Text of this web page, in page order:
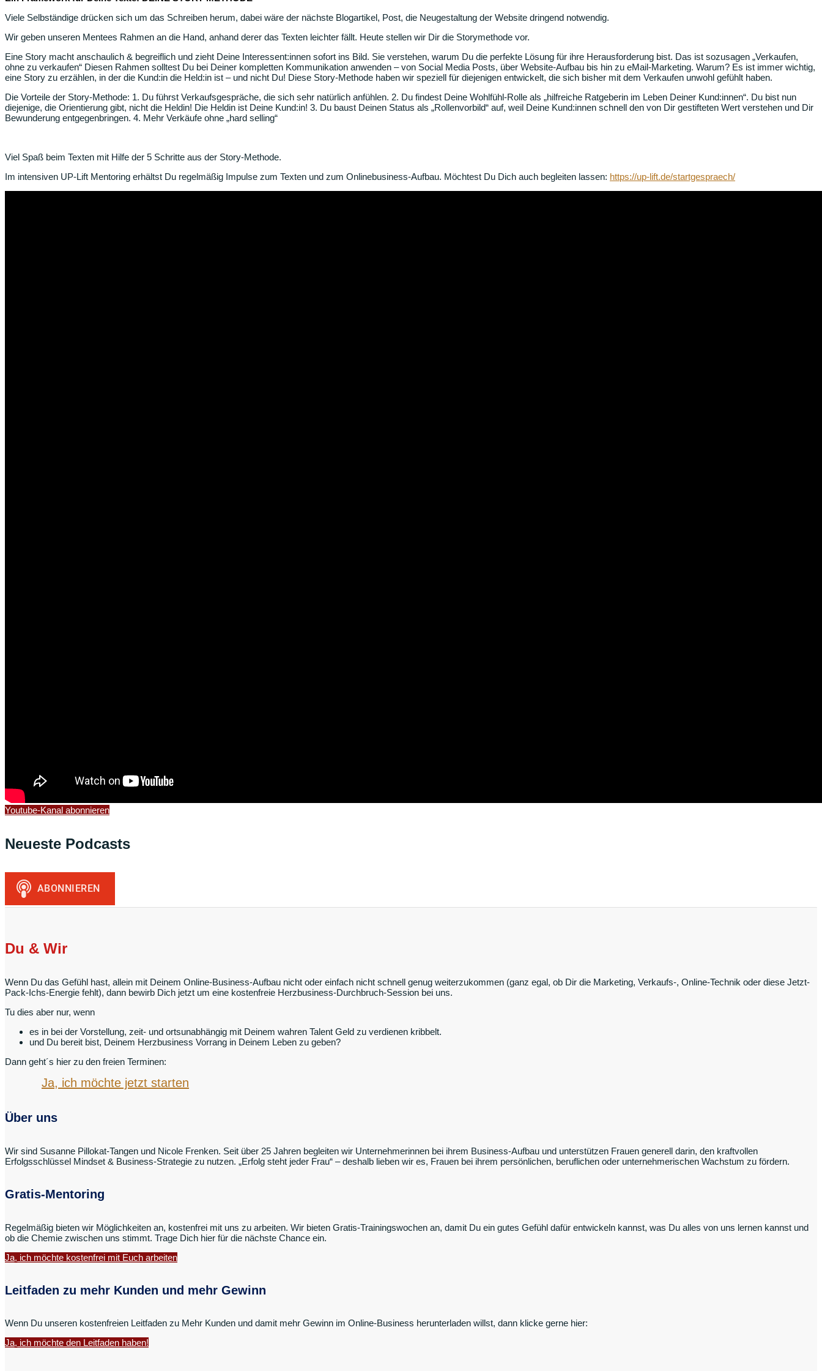
Viele Selbständige drücken sich um das Schreiben herum, dabei wäre der nächste Blogartikel, Post, die Neugestaltung der Website dringend notwendig.
Wir geben unseren Mentees Rahmen an die Hand, anhand derer das Texten leichter fällt. Heute stellen wir Dir die Storymethode vor.
Eine Story macht anschaulich & begreiflich und zieht Deine Interessent:innen sofort ins Bild. Sie verstehen, warum Du die perfekte Lösung für ihre Herausforderung bist. Das ist sozusagen „Verkaufen,
ohne zu verkaufen“ Diesen Rahmen solltest Du bei Deiner kompletten Kommunikation anwenden – von Social Media Posts, über Website-Aufbau bis hin zu eMail-Marketing. Warum? Es ist immer wichtig,
eine Story zu erzählen, in der die Kund:in die Held:in ist – und nicht Du! Diese Story-Methode haben wir speziell für diejenigen entwickelt, die sich bisher mit dem Verkaufen unwohl gefühlt haben.
Die Vorteile der Story-Methode: 1. Du führst Verkaufsgespräche, die sich sehr natürlich anfühlen. 2. Du findest Deine Wohlfühl-Rolle als „hilfreiche Ratgeberin im Leben Deiner Kund:innen“. Du bist nun
diejenige, die Orientierung gibt, nicht die Heldin! Die Heldin ist Deine Kund:in! 3. Du baust Deinen Status als „Rollenvorbild“ auf, weil Deine Kund:innen schnell den von Dir gestifteten Wert verstehen und Dir
Bewunderung entgegenbringen. 4. Mehr Verkäufe ohne „hard selling“
Viel Spaß beim Texten mit Hilfe der 5 Schritte aus der Story-Methode.
Im intensiven UP-Lift Mentoring erhältst Du regelmäßig Impulse zum Texten und zum Onlinebusiness-Aufbau. Möchtest Du Dich auch begleiten lassen: https://up-lift.de/startgespraech/
Youtube-Kanal abonnieren
Neueste Podcasts
Du & Wir
Wenn Du das Gefühl hast, allein mit Deinem Online-Business-Aufbau nicht oder einfach nicht schnell genug weiterzukommen (ganz egal, ob Dir die Marketing, Verkaufs-, Online-Technik oder diese Jetzt-
Pack-Ichs-Energie fehlt), dann bewirb Dich jetzt um eine kostenfreie Herzbusiness-Durchbruch-Session bei uns.
Tu dies aber nur, wenn
es in bei der Vorstellung, zeit- und ortsunabhängig mit Deinem wahren Talent Geld zu verdienen kribbelt.
und Du bereit bist, Deinem Herzbusiness Vorrang in Deinem Leben zu geben?
Dann geht´s hier zu den freien Terminen:
Ja, ich möchte jetzt starten
Über uns
Wir sind Susanne Pillokat-Tangen und Nicole Frenken. Seit über 25 Jahren begleiten wir Unternehmerinnen bei ihrem Business-Aufbau und unterstützen Frauen generell darin, den kraftvollen
Erfolgsschlüssel Mindset & Business-Strategie zu nutzen. „Erfolg steht jeder Frau“ – deshalb lieben wir es, Frauen bei ihrem persönlichen, beruflichen oder unternehmerischen Wachstum zu fördern.
Gratis-Mentoring
Regelmäßig bieten wir Möglichkeiten an, kostenfrei mit uns zu arbeiten. Wir bieten Gratis-Trainingswochen an, damit Du ein gutes Gefühl dafür entwickeln kannst, was Du alles von uns lernen kannst und
ob die Chemie zwischen uns stimmt. Trage Dich hier für die nächste Chance ein.
Ja, ich möchte kostenfrei mit Euch arbeiten
Leitfaden zu mehr Kunden und mehr Gewinn
Wenn Du unseren kostenfreien Leitfaden zu Mehr Kunden und damit mehr Gewinn im Online-Business herunterladen willst, dann klicke gerne hier:
Ja, ich möchte den Leitfaden haben!